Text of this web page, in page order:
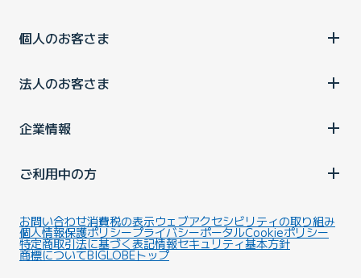
個人のお客さま
法人のお客さま
企業情報
ご利用中の方
お問い合わせ消費税の表示ウェブアクセシビリティの取り組み
個人情報保護ポリシープライバシーポータルCookieポリシー
特定商取引法に基づく表記情報セキュリティ基本方針
商標についてBIGLOBEトップ